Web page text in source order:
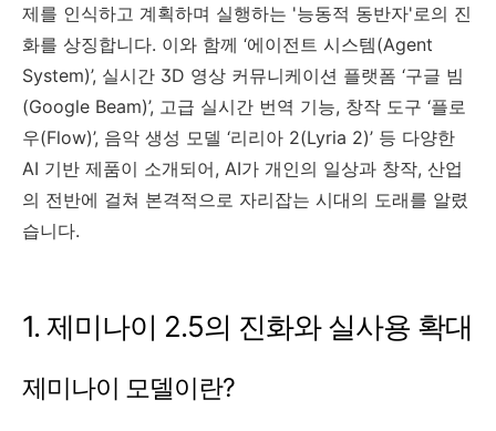
제를 인식하고 계획하며 실행하는 '능동적 동반자'로의 진
화를 상징합니다. 이와 함께 ‘에이전트 시스템(Agent
System)’, 실시간 3D 영상 커뮤니케이션 플랫폼 ‘구글 빔
(Google Beam)’, 고급 실시간 번역 기능, 창작 도구 ‘플로
우(Flow)’, 음악 생성 모델 ‘리리아 2(Lyria 2)’ 등 다양한
AI 기반 제품이 소개되어, AI가 개인의 일상과 창작, 산업
의 전반에 걸쳐 본격적으로 자리잡는 시대의 도래를 알렸
습니다.
1. 제미나이 2.5의 진화와 실사용 확대
제미나이 모델이란?